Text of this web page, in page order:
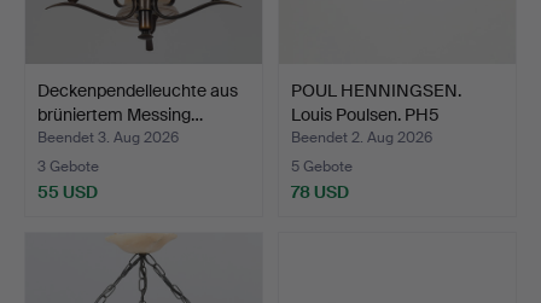
Deckenpendelleuchte aus
brüniertem Messing…
Beendet 3. Aug 2026
3 Gebote
55 USD
POUL HENNINGSEN.
Louis Poulsen. PH5
Pendel…
Beendet 2. Aug 2026
5 Gebote
78 USD